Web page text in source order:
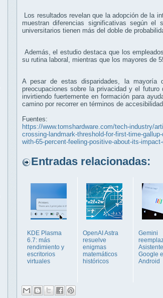
Los resultados revelan que la adopción de la
muestran diferencias significativas según
universitarios tienen más del doble de
Además, el estudio destaca que los
su rutina laboral, mientras que los mayores de
A pesar de estas disparidades, la mayoría
preocupaciones sobre la privacidad y el
invirtiendo fuertemente en formación para
camino por recorrer en términos de
Fuentes:
https://www.tomshardware.com/tech-industry/
crossing-landmark-threshold-for-first-time-
with-65-percent-feeling-positive-about-its-
Entradas relacionadas:
KDE Plasma
6.7: más
rendimiento y
escritorios
virtuales
OpenAI Astra
resuelve
enigmas
matemáticos
históricos
Gemini
Google
Android